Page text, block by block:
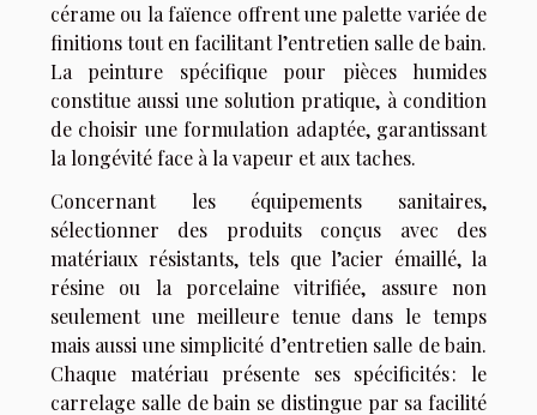
cérame ou la faïence offrent une palette variée de
finitions tout en facilitant l’entretien salle de bain.
La peinture spécifique pour pièces humides
constitue aussi une solution pratique, à condition
de choisir une formulation adaptée, garantissant
la longévité face à la vapeur et aux taches.
Concernant les équipements sanitaires,
sélectionner des produits conçus avec des
matériaux résistants, tels que l’acier émaillé, la
résine ou la porcelaine vitrifiée, assure non
seulement une meilleure tenue dans le temps
mais aussi une simplicité d’entretien salle de bain.
Chaque matériau présente ses spécificités : le
carrelage salle de bain se distingue par sa facilité